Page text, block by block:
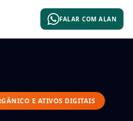
FALAR COM ALAN
E ATIVOS DIGITAIS